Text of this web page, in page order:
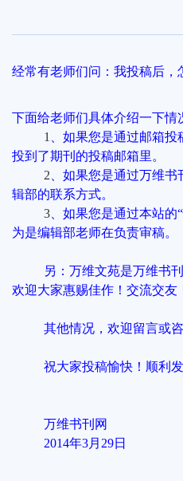
经常有老师们问：我投稿后，
下面给老师们具体介绍一下情
1
、如果您是通过邮箱
投到了期刊的投稿邮箱里。
2 、如果您是通过万维
辑部的联系方式。
3 、如果您是通过本站
为是编辑部老师在负责审稿。
另：万维文苑是万维书
欢迎大家惠赐佳作！交流交友
其他情况，欢迎留言或
祝大家投稿愉快！顺利发
万维书刊网
2014年3月29日